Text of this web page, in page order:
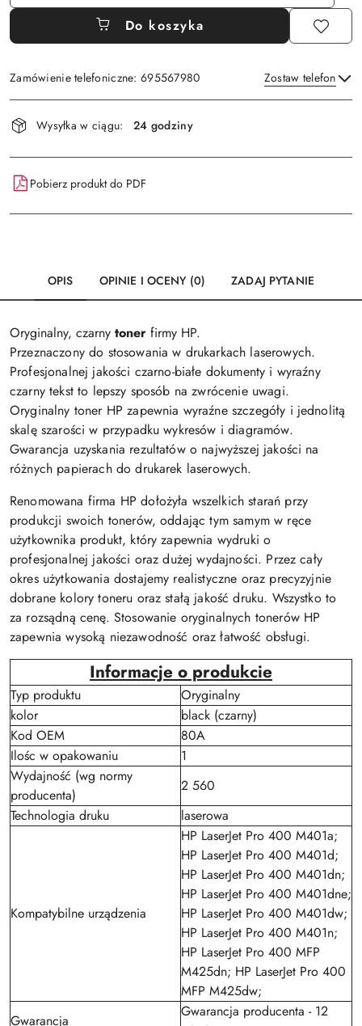
Do koszyka
Zamówienie telefoniczne: 695567980 Zostaw telefon
Dostępność
i
dostawa
Wysyłka w ciągu: 24 godziny
Pobierz produkt do PDF
OPIS OPINIE I OCENY (0) ZADAJ PYTANIE
Oryginalny, czarny toner firmy HP.
Przeznaczony do stosowania w drukarkach laserowych.
Profesjonalnej jakości czarno-białe dokumenty i wyraźny
czarny tekst to lepszy sposób na zwrócenie uwagi.
Oryginalny toner HP zapewnia wyraźne szczegóły i jednolitą
skalę szarości w przypadku wykresów i diagramów.
Gwarancja uzyskania rezultatów o najwyższej jakości na
różnych papierach do drukarek laserowych.
Renomowana firma HP dołożyła wszelkich starań przy
produkcji swoich tonerów, oddając tym samym w ręce
użytkownika produkt, który zapewnia wydruki o
profesjonalnej jakości oraz dużej wydajności. Przez cały
okres użytkowania dostajemy realistyczne oraz precyzyjnie
dobrane kolory toneru oraz stałą jakość druku. Wszystko to
za rozsądną cenę. Stosowanie oryginalnych tonerów HP
zapewnia wysoką niezawodność oraz łatwość obsługi.
Informacje o produkcie
Typ produktu
Oryginalny
kolor
black (czarny)
Kod OEM
80A
Ilośc w opakowaniu
1
Wydajność (wg normy
producenta)
2 560
Technologia druku
laserowa
Kompatybilne urządzenia
HP LaserJet Pro 400 M401a;
HP LaserJet Pro 400 M401d;
HP LaserJet Pro 400 M401dn;
HP LaserJet Pro 400 M401dne;
HP LaserJet Pro 400 M401dw;
HP LaserJet Pro 400 M401n;
HP LaserJet Pro 400 MFP
M425dn; HP LaserJet Pro 400
MFP M425dw;
Gwarancja
Gwarancja producenta - 12